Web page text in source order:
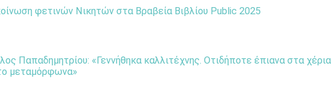
φετινών Νικητών στα Βραβεία Βιβλίου Public 2025
Παπαδημητρίου: «Γεννήθηκα καλλιτέχνης. Οτιδήποτε έπιανα στα χέρια
μεταμόρφωνα»